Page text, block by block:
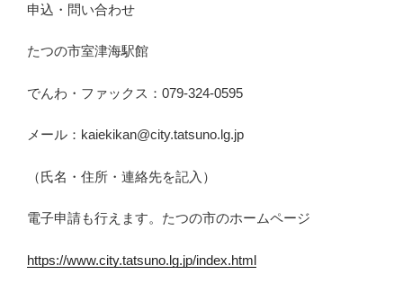
申込・問い合わせ
たつの市室津海駅館
でんわ・ファックス：079-324-0595
メール：kaiekikan@city.tatsuno.lg.jp
（氏名・住所・連絡先を記入）
電子申請も行えます。たつの市のホームページ
https://www.city.tatsuno.lg.jp/index.html